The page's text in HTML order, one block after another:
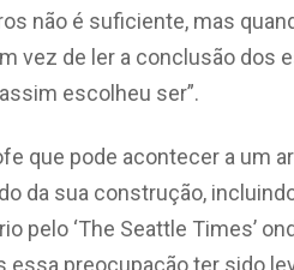
não é suficiente, mas
vez de ler a conclusão dos
escolheu ser”.
que pode acontecer a um
da sua construção,
pelo ‘The Seattle Times’
essa preocupação ter sido